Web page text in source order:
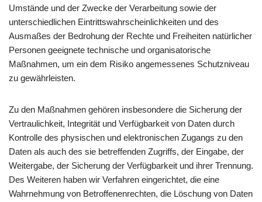
Umstände und der Zwecke der Verarbeitung sowie der
unterschiedlichen Eintrittswahrscheinlichkeiten und des
Ausmaßes der Bedrohung der Rechte und Freiheiten natürlicher
Personen geeignete technische und organisatorische
Maßnahmen, um ein dem Risiko angemessenes Schutzniveau
zu gewährleisten.
Zu den Maßnahmen gehören insbesondere die Sicherung der
Vertraulichkeit, Integrität und Verfügbarkeit von Daten durch
Kontrolle des physischen und elektronischen Zugangs zu den
Daten als auch des sie betreffenden Zugriffs, der Eingabe, der
Weitergabe, der Sicherung der Verfügbarkeit und ihrer Trennung.
Des Weiteren haben wir Verfahren eingerichtet, die eine
Wahrnehmung von Betroffenenrechten, die Löschung von Daten